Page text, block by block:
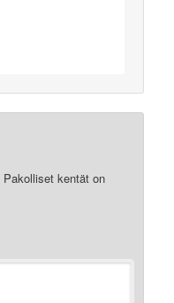
Pakolliset kentät on